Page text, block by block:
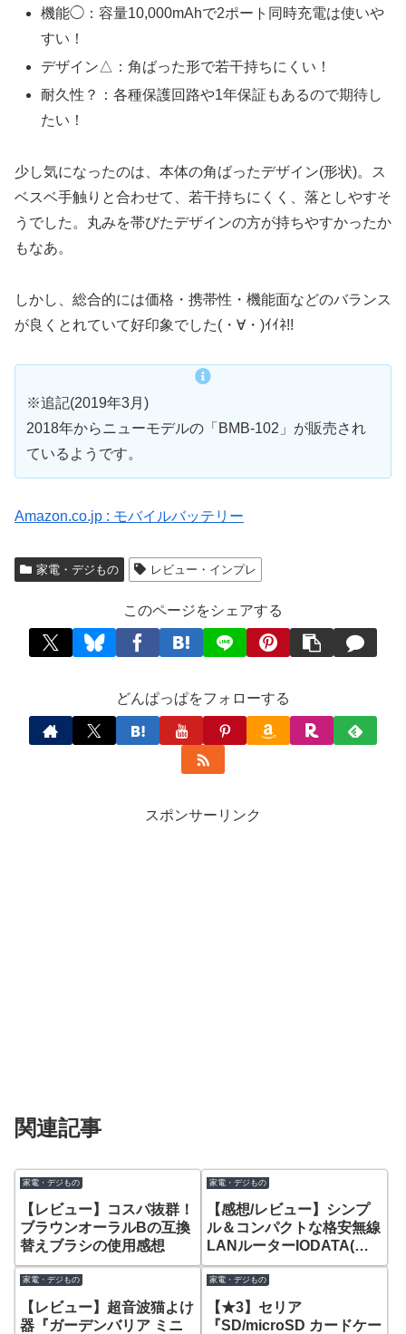
機能◯：容量10,000mAhで2ポート同時充電は使いや
すい！
デザイン△：角ばった形で若干持ちにくい！
耐久性？：各種保護回路や1年保証もあるので期待し
たい！
少し気になったのは、本体の角ばったデザイン(形状)。ス
ベスベ手触りと合わせて、若干持ちにくく、落としやすそ
うでした。丸みを帯びたデザインの方が持ちやすかったか
もなあ。
しかし、総合的には価格・携帯性・機能面などのバランス
が良くとれていて好印象でした(・∀・)ｲｲﾈ!!
※追記(2019年3月)
2018年からニューモデルの「BMB-102」が販売され
ているようです。
Amazon.co.jp : モバイルバッテリー
家電・デジもの レビュー・インプレ
このページをシェアする
どんぱっぱをフォローする
スポンサーリンク
関連記事
家電・デジもの
【レビュー】コスパ抜群！
ブラウンオーラルBの互換
替えブラシの使用感想
家電・デジもの
【感想/レビュー】シンプ
ル＆コンパクトな格安無線
LANルーターIODATA(ア
イ・オー・データ)「WN-
G300R3」
家電・デジもの
【レビュー】超音波猫よけ
器『ガーデンバリア ミニ
家電・デジもの
【★3】セリア
『SD/microSD カードケー